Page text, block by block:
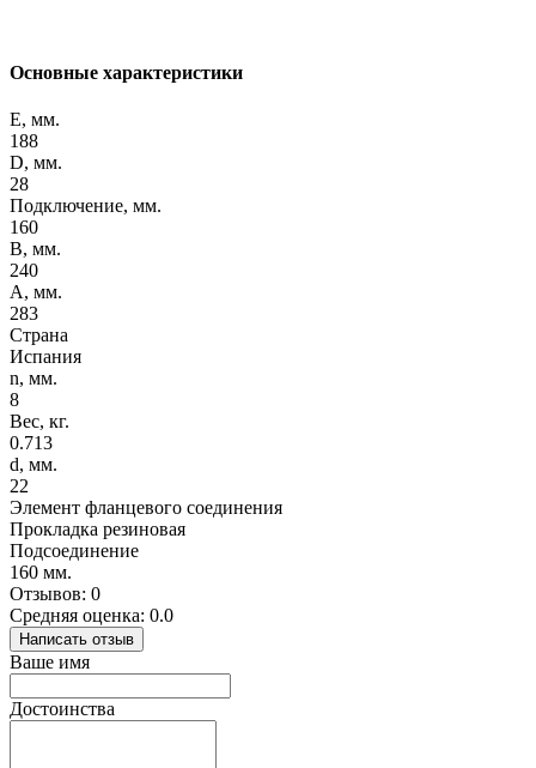
Основные характеристики
E, мм.
188
D, мм.
28
Подключение, мм.
160
B, мм.
240
A, мм.
283
Страна
Испания
n, мм.
8
Вес, кг.
0.713
d, мм.
22
Элемент фланцевого соединения
Прокладка резиновая
Подсоединение
160 мм.
Отзывов: 0
Средняя оценка: 0.0
Написать отзыв
Ваше имя
Достоинства